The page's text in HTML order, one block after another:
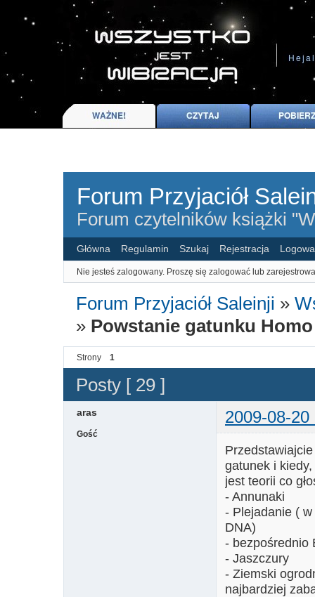
Forum Przyjaciół
Forum czytelników książki
Główna Regulamin Szukaj Rejestracja
Nie jesteś zalogowany. Proszę się zalogować lub
Forum Przyjaciół Saleinji »
» Powstanie gatunku
Strony 1
Posty [ 29 ]
aras 2009-08-20
Gość
gatunek i
jest teorii co
- Annunaki
- Plejadanie (
DNA)
- bezpośrednio
- Jaszczury
- Ziemski
najbardziej